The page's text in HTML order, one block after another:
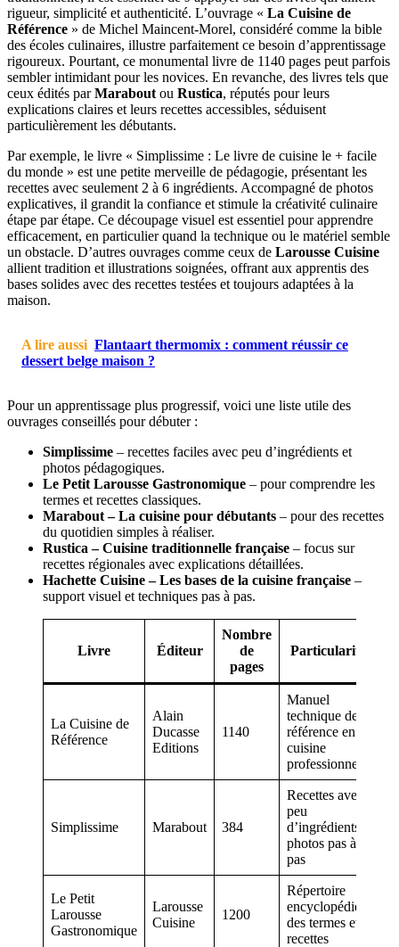
rigueur, simplicité et authenticité. L’ouvrage « La Cuisine de
Référence » de Michel Maincent-Morel, considéré comme la bible
des écoles culinaires, illustre parfaitement ce besoin d’apprentissage
rigoureux. Pourtant, ce monumental livre de 1140 pages peut parfois
sembler intimidant pour les novices. En revanche, des livres tels que
ceux édités parMarabout ou Rustica, réputés pour leurs
explications claires et leurs recettes accessibles, séduisent
particulièrement les débutants.
Par exemple, le livre « Simplissime : Le livre de cuisine le + facile
du monde » est une petite merveille de pédagogie, présentant les
recettes avec seulement 2 à 6 ingrédients. Accompagné de photos
explicatives, il grandit la confiance et stimule la créativité culinaire
étape par étape. Ce découpage visuel est essentiel pour apprendre
efficacement, en particulier quand la technique ou le matériel semble
un obstacle. D’autres ouvrages comme ceux de Larousse Cuisine
allient tradition et illustrations soignées, offrant aux apprentis des
bases solides avec des recettes testées et toujours adaptées à la
maison.
A lire aussi Flantaart thermomix : comment réussir ce
dessert belge maison ?
Pour un apprentissage plus progressif, voici une liste utile des
ouvrages conseillés pour débuter :
Simplissime – recettes faciles avec peu d’ingrédients et
photos pédagogiques.
Le Petit Larousse Gastronomique – pour comprendre les
termes et recettes classiques.
Marabout – La cuisine pour débutants – pour des recettes
du quotidien simples à réaliser.
Rustica – Cuisine traditionnelle française – focus sur
recettes régionales avec explications détaillées.
Hachette Cuisine – Les bases de la cuisine française –
support visuel et techniques pas à pas.
Livre Éditeur
Nombre
de
pages
Particularités
La Cuisine de
Référence
Alain
Ducasse
Editions
1140
Manuel
technique de
référence en
cuisine
professionnelle
Simplissime Marabout 384
Recettes avec
peu
d’ingrédients,
photos pas à
pas
Le Petit
Larousse
Gastronomique
Larousse
Cuisine
1200
Répertoire
encyclopédique
des termes et
recettes